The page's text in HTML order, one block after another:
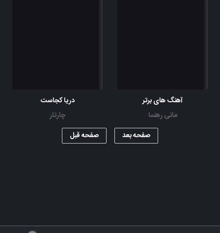
آهنگ های برتر
مانی رهنما
دریا کجاست
چارتار
صفحه بعد
صفحه قبل